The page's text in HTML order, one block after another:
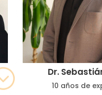
Dr.
10 años de